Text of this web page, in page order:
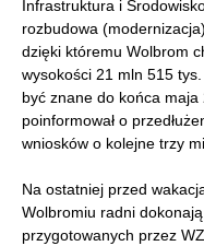
Infrastruktura i
rozbudowa
dzięki któremu Wolbrom
wysokości 21 mln 515
być znane do końca
poinformował o
wniosków o kolejne trzy
Na ostatniej przed
Wolbromiu radni
przygotowanych przez